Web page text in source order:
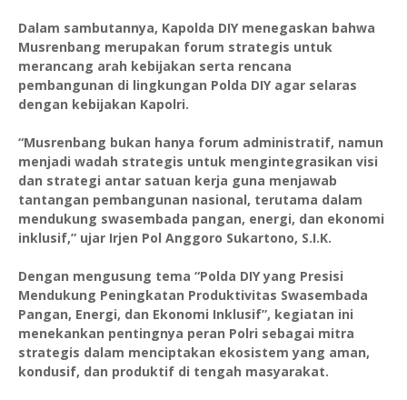
Dalam sambutannya, Kapolda DIY menegaskan bahwa
Musrenbang merupakan forum strategis untuk
merancang arah kebijakan serta rencana
pembangunan di lingkungan Polda DIY agar selaras
dengan kebijakan Kapolri.
“Musrenbang bukan hanya forum administratif, namun
menjadi wadah strategis untuk mengintegrasikan visi
dan strategi antar satuan kerja guna menjawab
tantangan pembangunan nasional, terutama dalam
mendukung swasembada pangan, energi, dan ekonomi
inklusif,” ujar Irjen Pol Anggoro Sukartono, S.I.K.
Dengan mengusung tema “Polda DIY yang Presisi
Mendukung Peningkatan Produktivitas Swasembada
Pangan, Energi, dan Ekonomi Inklusif”, kegiatan ini
menekankan pentingnya peran Polri sebagai mitra
strategis dalam menciptakan ekosistem yang aman,
kondusif, dan produktif di tengah masyarakat.